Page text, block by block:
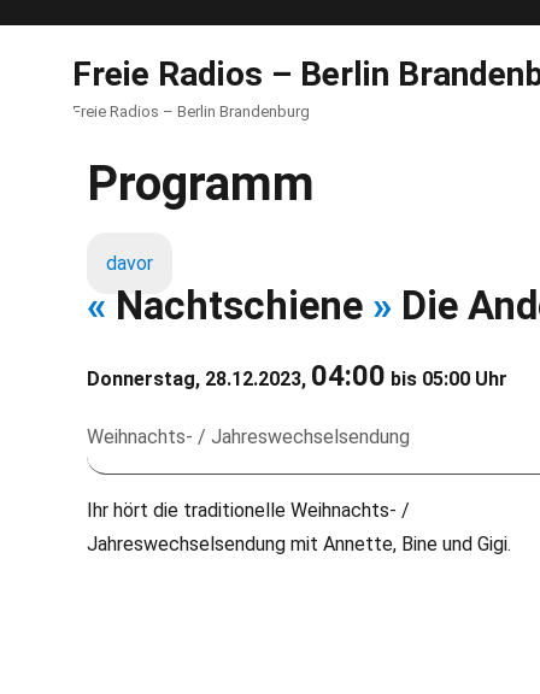
Freie Radios – Berlin
Freie Radios – Berlin Brandenburg
Programm
davor
« Nachtschiene » Die
Donnerstag, 28.12.2023, 04:00 bis 05:00 Uhr
Weihnachts- / Jahreswechselsendung
Ihr hört die traditionelle Weihnachts- /
Jahreswechselsendung mit Annette, Bine und Gigi.